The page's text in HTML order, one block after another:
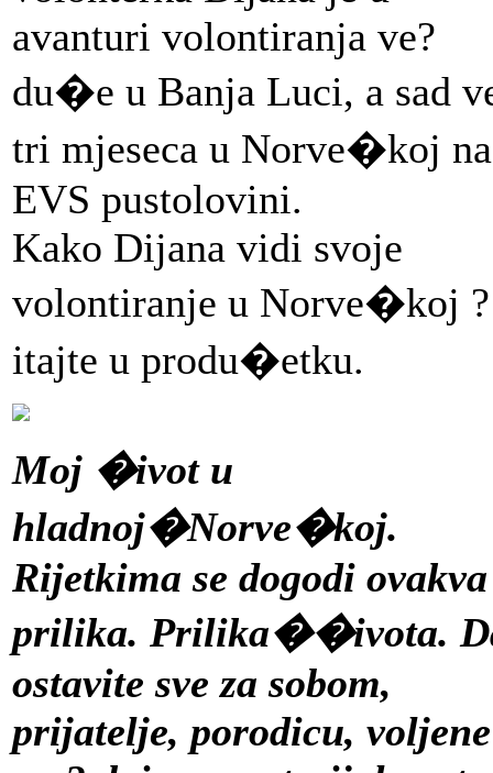
avanturi volontiranja ve?
du�e u Banja Luci, a sad
tri mjeseca u Norve�koj na
EVS pustolovini.
Kako Dijana vidi svoje
volontiranje u Norve�koj ?
itajte u produ�etku.
Moj �ivot u
hladnoj�Norve�koj.
Rijetkima se dogodi ovakva
prilika. Prilika��ivota.
ostavite sve za sobom,
prijatelje, porodicu, voljene